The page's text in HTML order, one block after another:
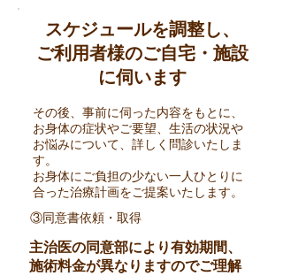
スケジュールを調整し、
ご利用者様のご自宅・施設
に伺います
その後、事前に伺った内容をもとに、
お身体の症状やご要望、生活の状況や
お悩みについて、詳しく問診いたしま
す。
お身体にご負担の少ない一人ひとりに
合った治療計画をご提案いたします。
③同意書依頼・取得
主治医の同意部により有効期間、
施術料金が異なりますのでご理解